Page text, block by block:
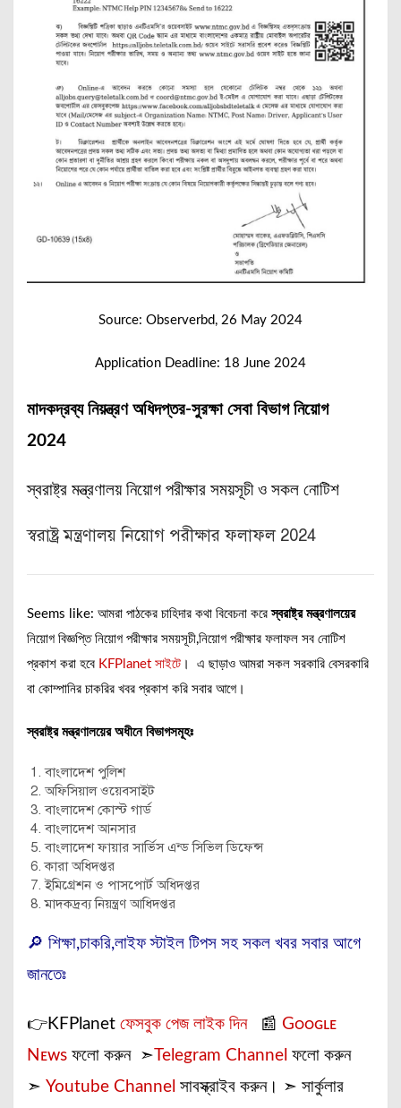
Source: Observerbd, 26 May 2024
Application Deadline: 18 June 2024
মাদকদ্রব্য নিয়ন্ত্রণ অধিদপ্তর-সুরক্ষা সেবা বিভাগ নিয়োগ
2024
স্বরাষ্ট্র মন্ত্রণালয় নিয়োগ পরীক্ষার সময়সূচী ও সকল নোটিশ
স্বরাষ্ট্র মন্ত্রণালয় নিয়োগ পরীক্ষার ফলাফল 2024
Seems like: আমরা পাঠকের চাহিদার কথা বিবেচনা করেস্বরাষ্ট্র মন্ত্রণালয়ের
নিয়োগ বিজ্ঞপ্তি নিয়োগ পরীক্ষার সময়সূচী,নিয়োগ পরীক্ষার ফলাফল সব নোটিশ
প্রকাশ করা হবে KFPlanet সাইটে । এ ছাড়াও আমরা সকল সরকারি বেসরকারি
বা কোম্পানির চাকরির খবর প্রকাশ করি সবার আগে।
স্বরাষ্ট্র মন্ত্রণালয়ের অধীনে বিভাগসমূহঃ
বাংলাদেশ পুলিশ
অফিসিয়াল ওয়েবসাইট
বাংলাদেশ কোস্ট গার্ড
বাংলাদেশ আনসার
বাংলাদেশ ফায়ার সার্ভিস এন্ড সিভিল ডিফেন্স
কারা অধিদপ্তর
ইমিগ্রেশন ও পাসপোর্ট অধিদপ্তর
মাদকদ্রব্য নিয়ন্ত্রণ আধিদপ্তর
🔎 শিক্ষা,চাকরি,লাইফ স্টাইল টিপস সহ সকল খবর সবার আগে
জানতেঃ
👉KFPlanet ফেসবুক পেজ লাইক দিন📰 Gᴏᴏɢʟᴇ
Nᴇᴡs ফলো করুন ➣Telegram Channel ফলো করুন
➣ Youtube Channel সাবস্ক্রাইব করুন। ➣ সার্কুলার